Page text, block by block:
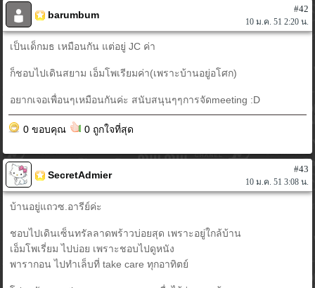
barumbum
#42
10 ม.ค. 51 2:20 น.
เป็นเด็กมธ เหมือนกัน แต่อยู่ JC ค่า
ก็ชอบไปเดินสยาม เอ็มโพเรียมค่า(เพราะบ้านอยู่อโศก)
อยากเจอเพื่อนๆเหมือนกันค่ะ สนับสนุนๆๆการจัดmeeting :D
0 ขอบคุณ 0 ถูกใจที่สุด
SecretAdmier
#43
10 ม.ค. 51 3:08 น.
บ้านอยู่แถวซ.อารีย์ค่ะ
ชอบไปเดินเซ็นทรัลลาดพร้าวบ่อยสุด เพราะอยู่ใกล้บ้าน
เอ็มโพเรี่ยม ไปบ่อย เพราะชอบไปดูหนัง
พารากอน ไปทำเล็บที่ take care ทุกอาทิตย์